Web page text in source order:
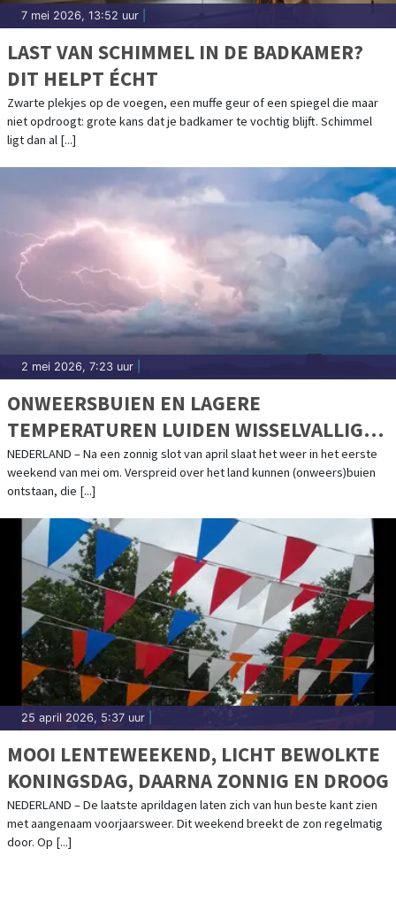
7 mei 2026, 13:52 uur
LAST VAN SCHIMMEL IN DE BADKAMER?
DIT HELPT ÉCHT
Zwarte plekjes op de voegen, een muffe geur of een spiegel die maar
niet opdroogt: grote kans dat je badkamer te vochtig blijft. Schimmel
ligt dan al [...]
2 mei 2026, 7:23 uur
ONWEERSBUIEN EN LAGERE
TEMPERATUREN LUIDEN WISSELVALLIG
BEGIN VAN MEI IN
NEDERLAND – Na een zonnig slot van april slaat het weer in het eerste
weekend van mei om. Verspreid over het land kunnen (onweers)buien
ontstaan, die [...]
25 april 2026, 5:37 uur
MOOI LENTEWEEKEND, LICHT BEWOLKTE
KONINGSDAG, DAARNA ZONNIG EN DROOG
NEDERLAND – De laatste aprildagen laten zich van hun beste kant zien
met aangenaam voorjaarsweer. Dit weekend breekt de zon regelmatig
door. Op [...]